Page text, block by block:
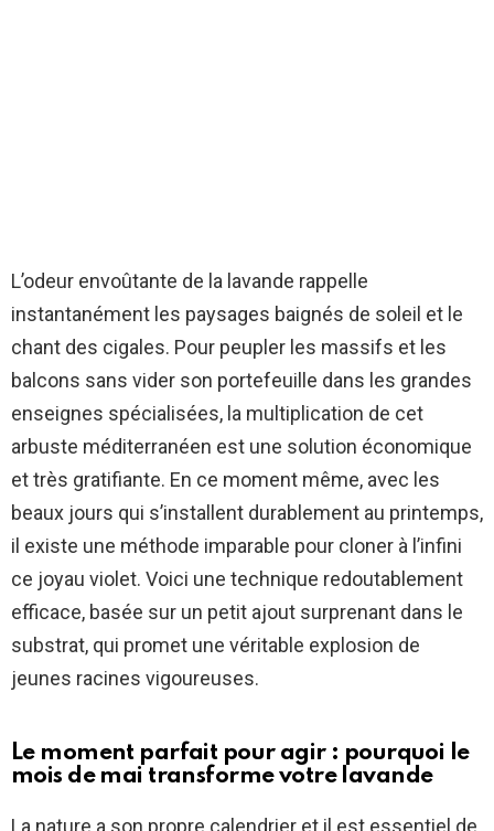
L’odeur envoûtante de la lavande rappelle
instantanément les paysages baignés de soleil et le
chant des cigales. Pour peupler les massifs et les
balcons sans vider son portefeuille dans les grandes
enseignes spécialisées, la multiplication de cet
arbuste méditerranéen est une solution économique
et très gratifiante. En ce moment même, avec les
beaux jours qui s’installent durablement au printemps,
il existe une méthode imparable pour cloner à l’infini
ce joyau violet. Voici une technique redoutablement
efficace, basée sur un petit ajout surprenant dans le
substrat, qui promet une véritable explosion de
jeunes racines vigoureuses.
Le moment parfait pour agir : pourquoi le
mois de mai transforme votre lavande